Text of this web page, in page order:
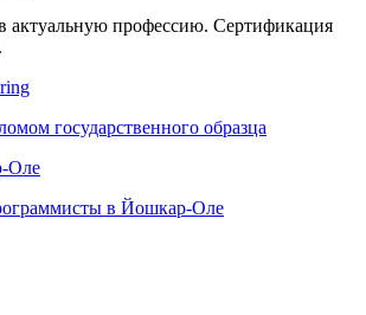
актуальную профессию. Сертификация
государственного образца
Оле
в Йошкар‑Оле